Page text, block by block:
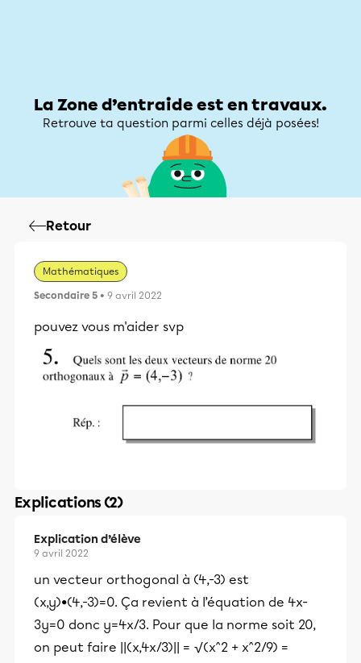
La Zone d’entraide est en travaux.
Retrouve ta question parmi celles déjà posées!
Retour
Mathématiques
Secondaire 5 • 9 avril 2022
pouvez vous m'aider svp
Explications (2)
Explication d’élève
9 avril 2022
un vecteur orthogonal à (4,-3) est
(x,y)•(4,-3)=0. Ça revient à l’équation de 4x-
3y=0 donc y=4x/3. Pour que la norme soit 20,
on peut faire ||(x,4x/3)|| = √(x^2 + x^2/9) =